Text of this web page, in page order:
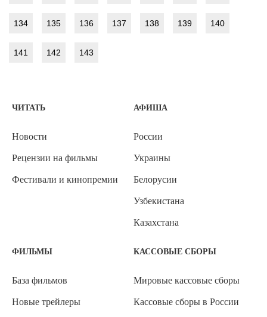
134 135 136 137 138 139 140
141 142 143
ЧИТАТЬ
Новости
Рецензии на фильмы
Фестивали и кинопремии
АФИША
России
Украины
Белорусии
Узбекистана
Казахстана
ФИЛЬМЫ
База фильмов
Новые трейлеры
КАССОВЫЕ СБОРЫ
Мировые кассовые сборы
Кассовые сборы в России